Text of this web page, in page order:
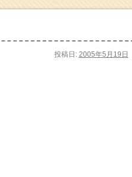
投稿日: 2005年5月19日